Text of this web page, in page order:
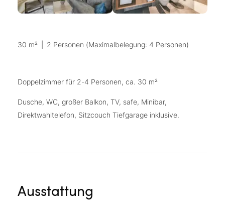
30 m² 2 Personen (Maximalbelegung: 4 Personen)
Doppelzimmer für 2-4 Personen, ca. 30 m²
Dusche, WC, großer Balkon, TV, safe, Minibar,
Direktwahltelefon, Sitzcouch Tiefgarage inklusive.
Ausstattung